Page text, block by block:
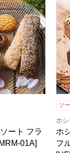
ート フラ
01A]
ソ
ホ
ホ
フ